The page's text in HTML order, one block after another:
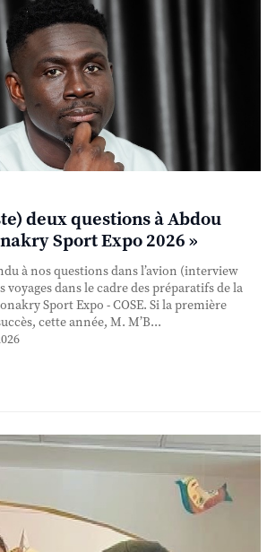
deux questions à Abdou
Sport Expo 2026 »
à nos questions dans l’avion (interview
dans le cadre des préparatifs de la
Sport Expo - COSE. Si la première
cette année, M. M’B...